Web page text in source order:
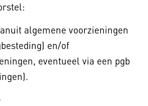
algemene voorzieningen
en/of
eventueel via een pgb